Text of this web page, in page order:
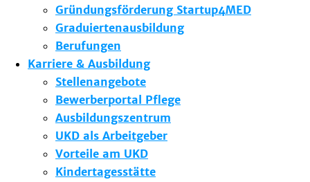
Gründungsförderung Startup4MED
Graduiertenausbildung
Berufungen
Karriere & Ausbildung
Stellenangebote
Bewerberportal Pflege
Ausbildungszentrum
UKD als Arbeitgeber
Vorteile am UKD
Kindertagesstätte